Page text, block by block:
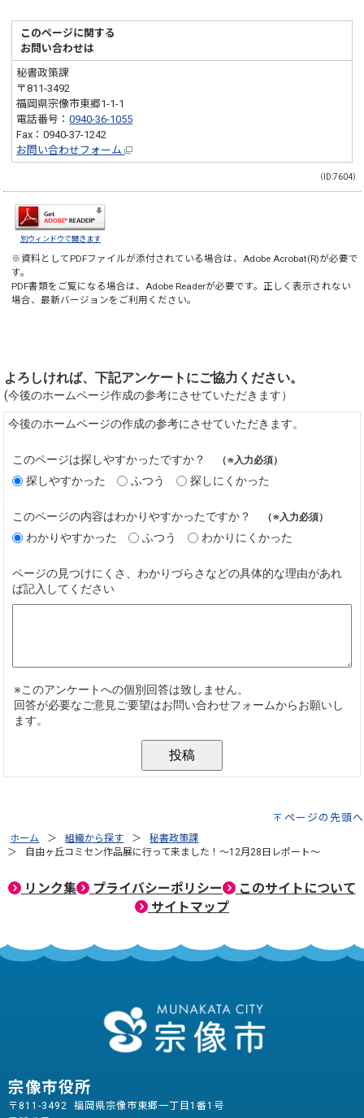
このページに関する
お問い合わせは
秘書政策課
〒811-3492
福岡県宗像市東郷1-1-1
電話番号：0940-36-1055
Fax：0940-37-1242
お問い合わせフォーム
（ID:7604）
別ウィンドウで開きます
※資料としてPDFファイルが添付されている場合は、Adobe Acrobat(R)が必要で
す。
PDF書類をご覧になる場合は、Adobe Readerが必要です。正しく表示されない
場合、最新バージョンをご利用ください。
ページの先頭へ
ホーム 組織から探す
秘書政策課
自由ヶ丘コミセン作品展に行って来ました！～12月28日レポート～
リンク集 プライバシーポリシー
このサイトについて
サイトマップ
宗像市役所
〒811-3492 福岡県宗像市東郷一丁目1番1号